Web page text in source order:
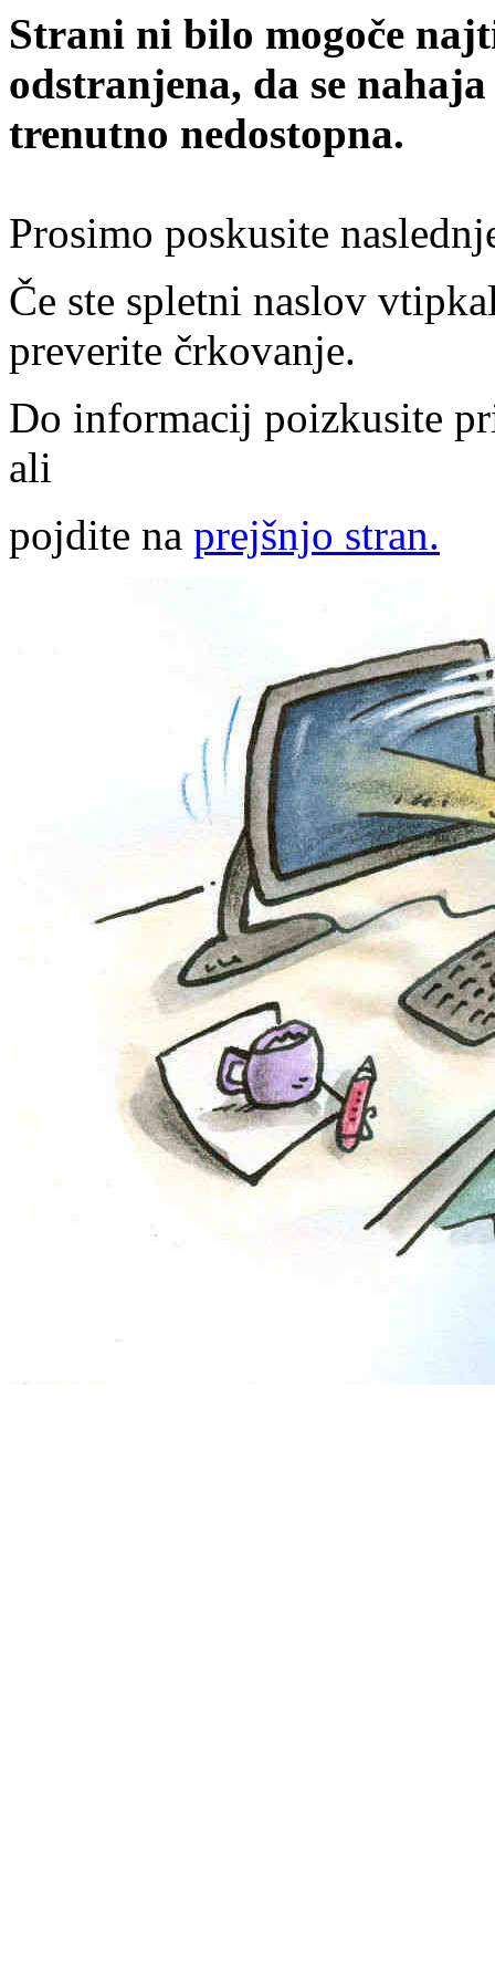
Strani ni bilo mogoče
odstranjena, da se
trenutno nedostopna.
Prosimo poskusite
Če ste spletni naslov
preverite črkovanje.
Do informacij poizkusite
ali
pojdite na prejšnjo stran.